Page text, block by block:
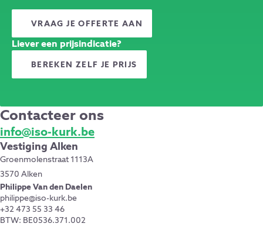
VRAAG JE OFFERTE AAN
Liever een prijsindicatie?
BEREKEN ZELF JE PRIJS
Contacteer ons
info@iso-kurk.be
Vestiging Alken
Groenmolenstraat 1113A
3570 Alken
Philippe Van den Daelen
philippe@iso-kurk.be
+32 473 55 33 46
BTW: BE0536.371.002